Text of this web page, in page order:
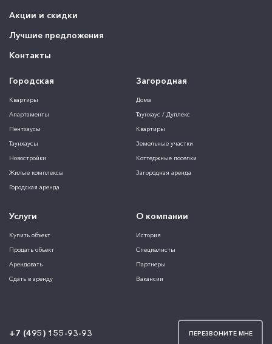
Акции и скидки
Лучшие предложения
Контакты
Городская
Квартиры
Апартаменты
Пентхаусы
Таунхаусы
Новостройки
Жилые комплексы
Городская аренда
Загородная
Дома
Таунхаус / Дуплекс
Квартиры
Земельные участки
Коттеджные поселки
Загородная аренда
Услуги
Купить объект
Продать объект
Арендовать
Сдать в аренду
О компании
История
Специалисты
Партнеры
Вакансии
+7 (495) 155-93-93 ПЕРЕЗВОНИТЕ МНЕ